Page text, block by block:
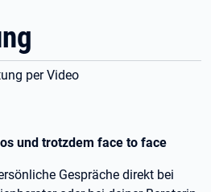
per Video
und trotzdem face to face
Gespräche direkt bei